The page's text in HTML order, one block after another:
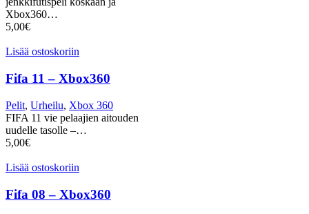
Xbox360…
5,00€
Lisää ostoskoriin
Fifa 11 – Xbox360
Pelit, Urheilu, Xbox 360
FIFA 11 vie pelaajien aitouden
uudelle tasolle –…
5,00€
Lisää ostoskoriin
Fifa 08 – Xbox360